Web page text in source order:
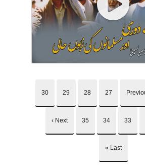
27
28
29
30
33
34
35
Next ›
Last »